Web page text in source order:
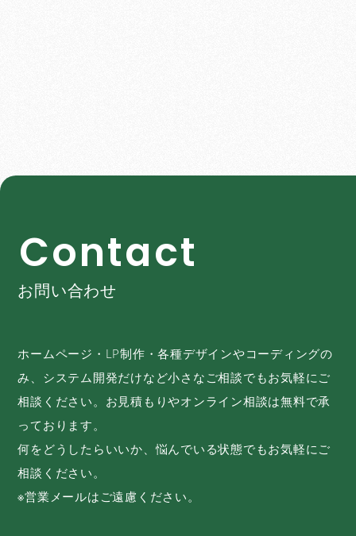
Contact
お問い合わせ
ホームページ・LP制作・各種デザインやコーディングの
み、システム開発だけなど小さなご相談でもお気軽にご
相談ください。お見積もりやオンライン相談は無料で承
っております。
何をどうしたらいいか、悩んでいる状態でもお気軽にご
相談ください。
※営業メールはご遠慮ください。